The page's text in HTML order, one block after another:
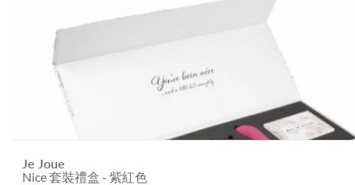
Je Joue
Nice 套裝禮盒 - 紫紅色